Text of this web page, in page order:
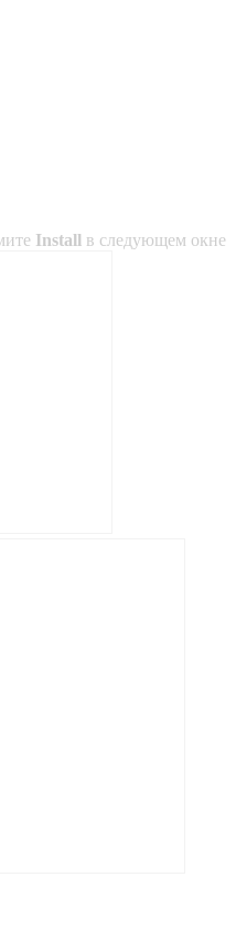
Install в следующем окне